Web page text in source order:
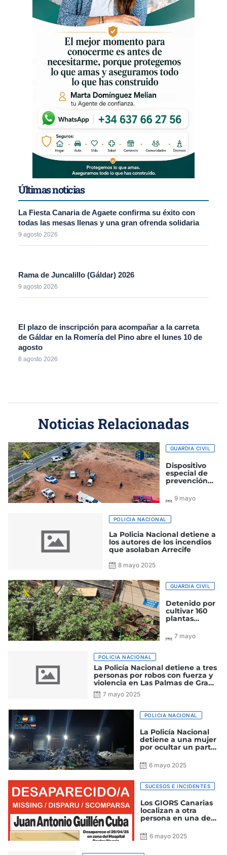
Últimas noticias
La Fiesta Canaria de Agaete confirma su éxito con
todas las mesas llenas y una gran ofrenda solidaria
9 agosto 2026
Rama de Juncalillo (Gáldar) 2026
9 agosto 2026
El plazo de inscripción para acompañar a la carreta
de Gáldar en la Romería del Pino abre el lunes 10 de
agosto
8 agosto 2026
Noticias Relacionadas
GUARDIA CIVIL
Dispositivo
especial de
prevención
abandono
animal en la
Canaria
9 mayo
POLICIA NACIONAL
La Policia Nacional detiene a
los autores de los incendios
que asolaban Arrecife
8 mayo 2025
GUARDIA CIVIL
Detenido por
cultivar 160
plantas
Marihuana en
la isla de Gran
7 mayo
POLICIA NACIONAL
La Policía Nacional detiene a tres
personas por robos con fuerza y
violencia en Las Palmas de Gran
Canaria
7 mayo 2025
POLICIA NACIONAL
La Policía Nacional
detiene a una mujer
por ocultar un parto
en un contenedor
6 mayo 2025
SUCESOS E INCIDENTES
Los GIORS Canarias
localizan a otra
persona en una de
localizar a Juan
Antonio Guillén
6 mayo 2025